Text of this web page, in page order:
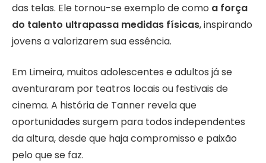
das telas. Ele tornou-se exemplo de como a força
do talento ultrapassa medidas físicas, inspirando
jovens a valorizarem sua essência.
Em Limeira, muitos adolescentes e adultos já se
aventuraram por teatros locais ou festivais de
cinema. A história de Tanner revela que
oportunidades surgem para todos independentes
da altura, desde que haja compromisso e paixão
pelo que se faz.